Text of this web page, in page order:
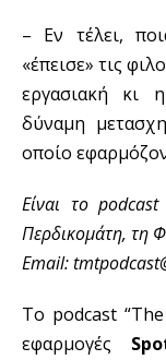
– Εν τέλει,
«έπεισε» τις
εργασιακή κι
δύναμη
οποίο
Είναι το
Περδικομάτη, τη
Email:
Το podcast
εφαρμογές